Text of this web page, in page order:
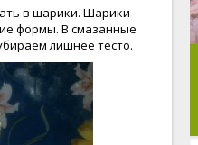
в шарики. Шарики
формы. В смазанные
лишнее тесто.